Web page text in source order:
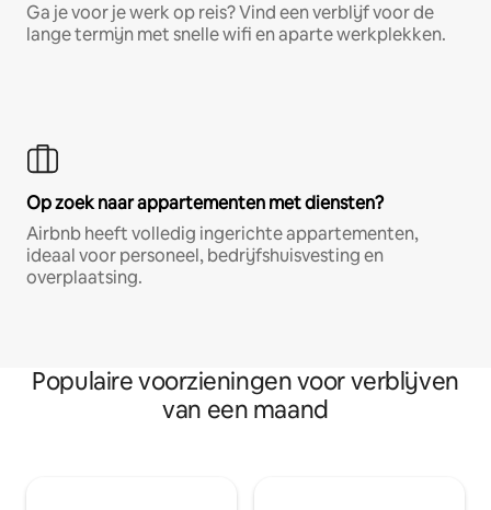
Ga je voor je werk op reis? Vind een verblijf voor de
lange termijn met snelle wifi en aparte werkplekken.
Op zoek naar appartementen met diensten?
Airbnb heeft volledig ingerichte appartementen,
ideaal voor personeel, bedrijfshuisvesting en
overplaatsing.
Populaire voorzieningen voor verblijven
van een maand